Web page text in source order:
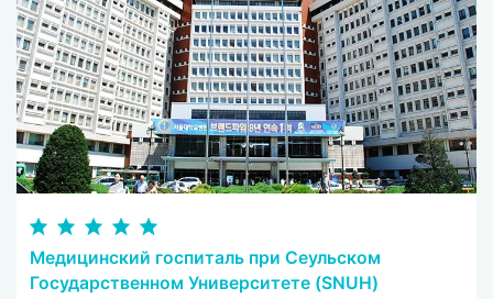
Медицинский госпиталь при Сеульском
Государственном Университете (SNUH)